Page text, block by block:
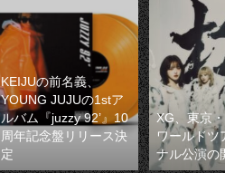
KEIJUの前名義、
YOUNG JUJUの1stア
ルバム『juzzy 92’』10
周年記念盤リリース決
定
XG、東京
ワールドツ
ナル公演の